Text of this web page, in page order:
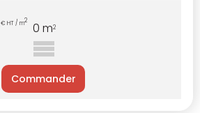
€ HT / m2 0 m2
Commander